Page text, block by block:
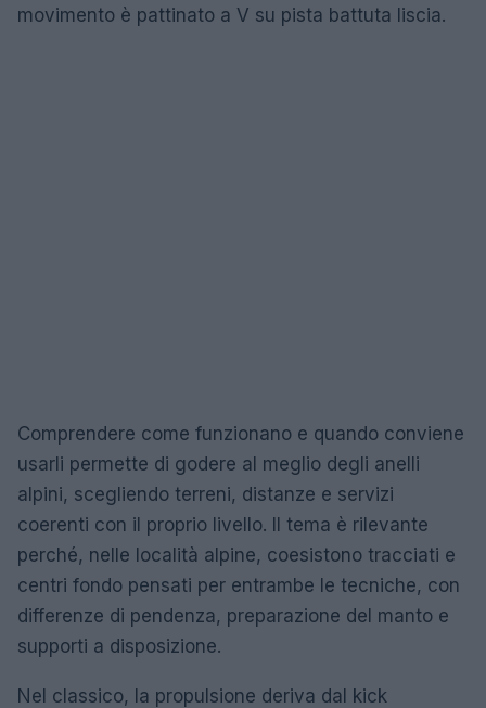
movimento è pattinato a V su pista battuta liscia.
Comprendere come funzionano e quando conviene
usarli permette di godere al meglio degli anelli
alpini, scegliendo terreni, distanze e servizi
coerenti con il proprio livello. Il tema è rilevante
perché, nelle località alpine, coesistono tracciati e
centri fondo pensati per entrambe le tecniche, con
differenze di pendenza, preparazione del manto e
supporti a disposizione.
Nel classico, la propulsione deriva dal kick